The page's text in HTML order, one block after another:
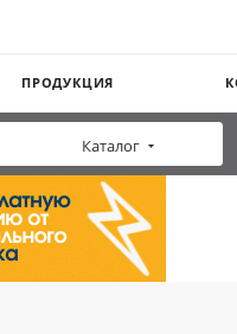
ПРОДУКЦИЯ
Каталог